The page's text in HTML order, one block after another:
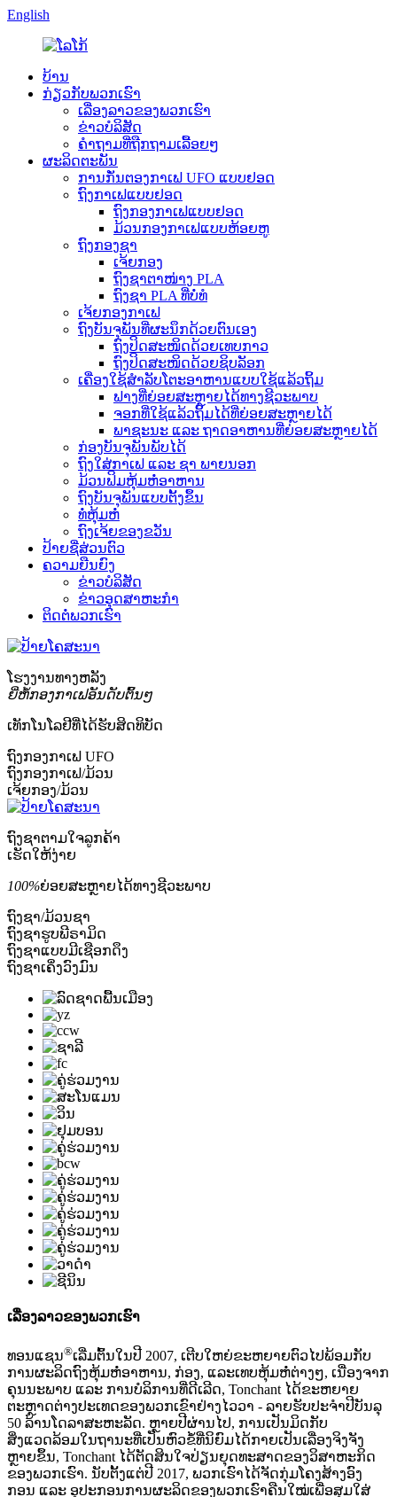
English
ບ້ານ
ກ່ຽວກັບພວກເຮົາ
ເລື່ອງລາວຂອງພວກເຮົາ
ຂ່າວບໍລິສັດ
ຄຳຖາມທີ່ຖືກຖາມເລື້ອຍໆ
ຜະລິດຕະພັນ
ການກັ່ນຕອງກາເຟ UFO ແບບຢອດ
ຖົງກາເຟແບບຢອດ
ຖົງກອງກາເຟແບບຢອດ
ມ້ວນກອງກາເຟແບບຫ້ອຍຫູ
ຖົງກອງຊາ
ເຈ້ຍກອງ
ຖົງຊາຕາໜ່າງ PLA
ຖົງຊາ PLA ທີ່ບໍ່ທໍ
ເຈ້ຍກອງກາເຟ
ຖົງບັນຈຸພັນທີ່ຜະນຶກດ້ວຍຕົນເອງ
ຖົງປິດສະໜິດດ້ວຍເທບກາວ
ຖົງປິດສະໜິດດ້ວຍຊິບລັອກ
ເຄື່ອງໃຊ້ສຳລັບໂຕະອາຫານແບບໃຊ້ແລ້ວຖິ້ມ
ຟາງທີ່ຍ່ອຍສະຫຼາຍໄດ້ທາງຊີວະພາບ
ຈອກທີ່ໃຊ້ແລ້ວຖິ້ມໄດ້ທີ່ຍ່ອຍສະຫຼາຍໄດ້
ພາຊະນະ ແລະ ຖາດອາຫານທີ່ຍ່ອຍສະຫຼາຍໄດ້
ກ່ອງບັນຈຸພັນພັບໄດ້
ຖົງໃສ່ກາເຟ ແລະ ຊາ ພາຍນອກ
ມ້ວນຟິມຫຸ້ມຫໍ່ອາຫານ
ຖົງບັນຈຸພັນແບບຕັ້ງຂຶ້ນ
ທໍ່ຫຸ້ມຫໍ່
ຖົງເຈ້ຍຂອງຂວັນ
ປ້າຍຊື່ສ່ວນຕົວ
ຄວາມຍືນຍົງ
ຂ່າວບໍລິສັດ
ຂ່າວອຸດສາຫະກຳ
ຕິດຕໍ່ພວກເຮົາ
ໂຮງງານທາງຫລັງ
ຍີ່ຫໍ້ກອງກາເຟອັນດັບຕົ້ນໆ
ເທັກໂນໂລຢີທີ່ໄດ້ຮັບສິດທິບັດ
ຖົງກອງກາເຟ UFO
ຖົງກອງກາເຟ/ມ້ວນ
ເຈ້ຍກອງ/ມ້ວນ
ຖົງຊາຕາມໃຈລູກຄ້າ
ເຮັດໃຫ້ງ່າຍ
100%ຍ່ອຍສະຫຼາຍໄດ້ທາງຊີວະພາບ
ຖົງຊາ/ມ້ວນຊາ
ຖົງຊາຮູບພີຣາມິດ
ຖົງຊາແບບມີເຊືອກດຶງ
ຖົງຊາເຄິ່ງວົງມົນ
ເລື່ອງລາວຂອງພວກເຮົາ
ທອນແຊນ®ເລີ່ມຕົ້ນໃນປີ 2007, ເຕີບໃຫຍ່ຂະຫຍາຍຕົວໄປພ້ອມກັບ
ການຜະລິດຖົງຫຸ້ມຫໍ່ອາຫານ, ກ່ອງ, ແລະເທບຫຸ້ມຫໍ່ຕ່າງໆ, ເນື່ອງຈາກ
ຄຸນນະພາບ ແລະ ການບໍລິການທີ່ດີເລີດ, Tonchant ໄດ້ຂະຫຍາຍ
ຕະຫຼາດຕ່າງປະເທດຂອງພວກເຂົາຢ່າງໄວວາ - ລາຍຮັບປະຈຳປີບັນລຸ
50 ລ້ານໂດລາສະຫະລັດ. ຫຼາຍປີຜ່ານໄປ, ການເປັນມິດກັບ
ສິ່ງແວດລ້ອມໃນຖານະທີ່ເປັນຫົວຂໍ້ທີ່ນິຍົມໄດ້ກາຍເປັນເລື່ອງຈິງຈັງ
ຫຼາຍຂຶ້ນ, Tonchant ໄດ້ຕັດສິນໃຈປ່ຽນຍຸດທະສາດຂອງວິສາຫະກິດ
ຂອງພວກເຮົາ. ນັບຕັ້ງແຕ່ປີ 2017, ພວກເຮົາໄດ້ຈັດກຸ່ມໂຄງສ້າງອົງ
ກອນ ແລະ ອຸປະກອນການຜະລິດຂອງພວກເຮົາຄືນໃໝ່ເພື່ອສຸມໃສ່